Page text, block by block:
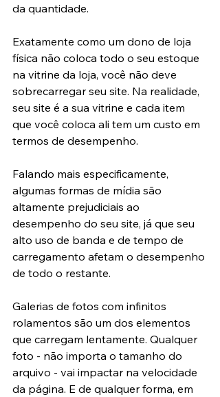
da quantidade.
Exatamente como um dono de loja
física não coloca todo o seu estoque
na vitrine da loja, você não deve
sobrecarregar seu site. Na realidade,
seu site é a sua vitrine e cada item
que você coloca ali tem um custo em
termos de desempenho.
Falando mais especificamente,
algumas formas de mídia são
altamente prejudiciais ao
desempenho do seu site, já que seu
alto uso de banda e de tempo de
carregamento afetam o desempenho
de todo o restante.
Galerias de fotos com infinitos
rolamentos são um dos elementos
que carregam lentamente. Qualquer
foto - não importa o tamanho do
arquivo - vai impactar na velocidade
da página. E de qualquer forma, em